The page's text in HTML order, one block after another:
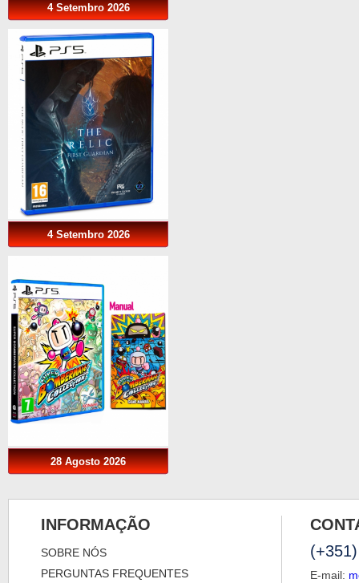
4 Setembro 2026
4 Setembro 2026
28 Agosto 2026
INFORMAÇÃO
SOBRE NÓS
PERGUNTAS FREQUENTES
E-mail: